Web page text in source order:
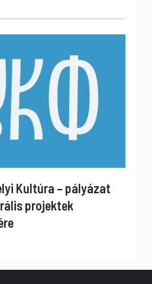
Kultúra – pályázat
projektek